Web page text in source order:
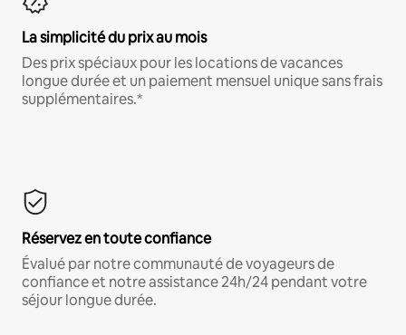
La simplicité du prix au mois
Des prix spéciaux pour les locations de vacances
longue durée et un paiement mensuel unique sans frais
supplémentaires.*
Réservez en toute confiance
Évalué par notre communauté de voyageurs de
confiance et notre assistance 24h/24 pendant votre
séjour longue durée.